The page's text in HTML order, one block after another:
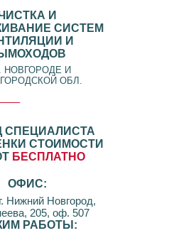
И
СИСТЕМ
И
НОВГОРОДЕ И
ОБЛ.
СПЕЦИАЛИСТА
СТОИМОСТИ
БЕСПЛАТНО
ОФИС:
Нижний Новгород,
205, оф. 507
РАБОТЫ: